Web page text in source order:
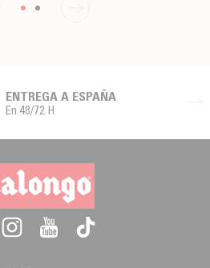
ENTREGA A ESPAÑA
En 48/72 H